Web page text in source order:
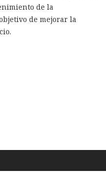
de la
de mejorar la